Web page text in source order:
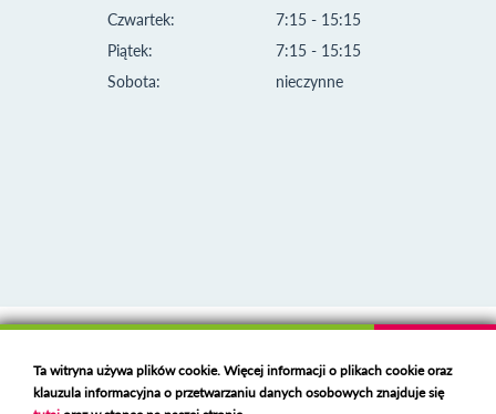
Czwartek:
Piątek:
Sobota:
7:15 - 15:15
7:15 - 15:15
nieczynne
Deklaracja dostępności
Polski serwer RBLhttps://polspam.pl/
Ta witryna używa plików cookie. Więcej informacji o plikach cookie oraz
klauzula informacyjna o przetwarzaniu danych osobowych znajduje się